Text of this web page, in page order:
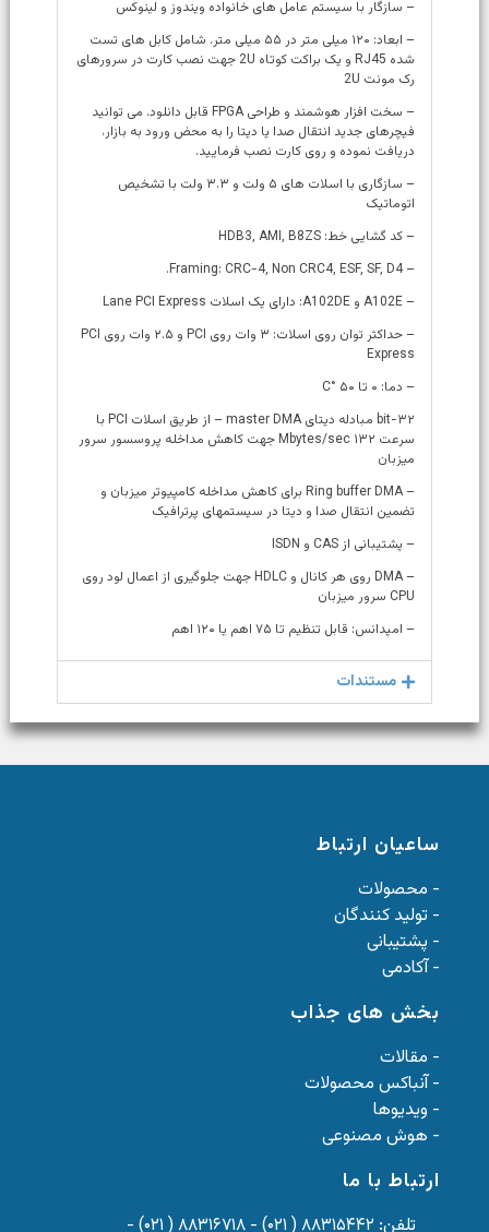
– سازگار با سیستم عامل های خانواده ویندوز و لینوکس
– ابعاد: ۱۲۰ میلی متر در ۵۵ میلی متر. شامل کابل های تست
شده RJ45 و یک براکت کوتاه 2U جهت نصب کارت در سرورهای
رک مونت 2U
– سخت افزار هوشمند و طراحی FPGA قابل دانلود. می توانید
فیچرهای جدید انتقال صدا یا دیتا را به محض ورود به بازار،
دریافت نموده و روی کارت نصب فرمایید.
– سازگاری با اسلات های ۵ ولت و ۳.۳ ولت با تشخیص
اتوماتیک
– کد گشایی خط: HDB3, AMI, B8ZS
– Framing: CRC-4, Non CRC4, ESF, SF, D4.
– A102E و A102DE: دارای یک اسلات Lane PCI Express
– حداکثر توان روی اسلات: ۳ وات روی PCI و ۲.۵ وات روی PCI
Express
– دما: ۰ تا ۵۰ °C
۳۲-bit مبادله دیتای master DMA – از طریق اسلات PCI با
سرعت ۱۳۲ Mbytes/sec جهت کاهش مداخله پروسسور سرور
میزبان
– Ring buffer DMA برای کاهش مداخله کامپیوتر میزبان و
تضمین انتقال صدا و دیتا در سیستمهای پرترافیک
– پشتیبانی از CAS و ISDN
– DMA روی هر کانال و HDLC جهت جلوگیری از اعمال لود روی
CPU سرور میزبان
– امپدانس: قابل تنظیم تا ۷۵ اهم یا ۱۲۰ اهم
مستندات
ساعیان ارتباط
- محصولات
- تولید کنندگان
- پشتیبانی
- آکادمی
بخش های جذاب
- مقالات
- آنباکس محصولات
- ویدیوها
- هوش مصنوعی
ارتباط با ما
تلفن: ۸۸۳۱۵۴۴۲ ( ۰۲۱) - ۸۸۳۱۶۷۱۸ ( ۰۲۱) -